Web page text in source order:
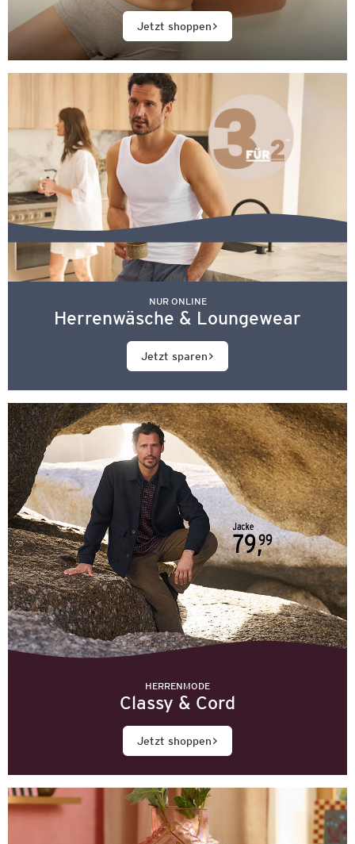
Jetzt shoppen
NUR ONLINE
Herrenwäsche & Loungewear
Jetzt sparen
HERRENMODE
Classy & Cord
Jetzt shoppen